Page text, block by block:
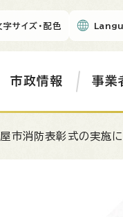
字サイズ・配色
市政情報 事業
市消防表彰式の実施